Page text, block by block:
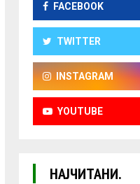
FACEBOOK
TWITTER
INSTAGRAM
YOUTUBE
НАЈЧИТАНИ.